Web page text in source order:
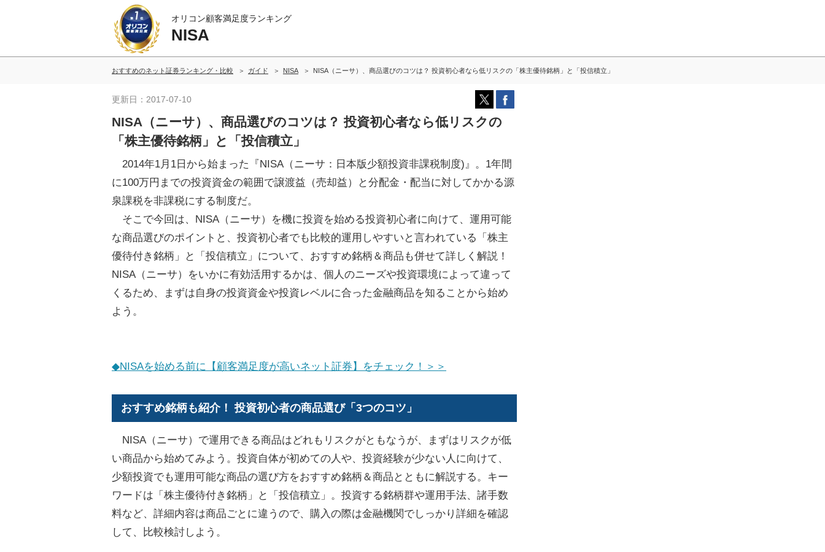
オリコン顧客満足度ランキング
NISA
おすすめのネット証券ランキング・比較 ガイド NISA NISA（ニーサ）、商品選びのコツは？ 投資初心者なら低リスクの「株主優待銘柄」と「投信積立」
更新日：2017-07-10
NISA（ニーサ）、商品選びのコツは？ 投資初心者なら低リスクの
「株主優待銘柄」と「投信積立」
2014年1月1日から始まった『NISA（ニーサ：日本版少額投資非課税制度)』。1年間
に100万円までの投資資金の範囲で譲渡益（売却益）と分配金・配当に対してかかる源
泉課税を非課税にする制度だ。
そこで今回は、NISA（ニーサ）を機に投資を始める投資初心者に向けて、運用可能
な商品選びのポイントと、投資初心者でも比較的運用しやすいと言われている「株主
優待付き銘柄」と「投信積立」について、おすすめ銘柄＆商品も併せて詳しく解説！
NISA（ニーサ）をいかに有効活用するかは、個人のニーズや投資環境によって違って
くるため、まずは自身の投資資金や投資レベルに合った金融商品を知ることから始め
よう。
◆NISAを始める前に【顧客満足度が高いネット証券】をチェック！＞＞
おすすめ銘柄も紹介！ 投資初心者の商品選び「3つのコツ」
NISA（ニーサ）で運用できる商品はどれもリスクがともなうが、まずはリスクが低
い商品から始めてみよう。投資自体が初めての人や、投資経験が少ない人に向けて、
少額投資でも運用可能な商品の選び方をおすすめ銘柄＆商品とともに解説する。キー
ワードは「株主優待付き銘柄」と「投信積立」。投資する銘柄群や運用手法、諸手数
料など、詳細内容は商品ごとに違うので、購入の際は金融機関でしっかり詳細を確認
して、比較検討しよう。